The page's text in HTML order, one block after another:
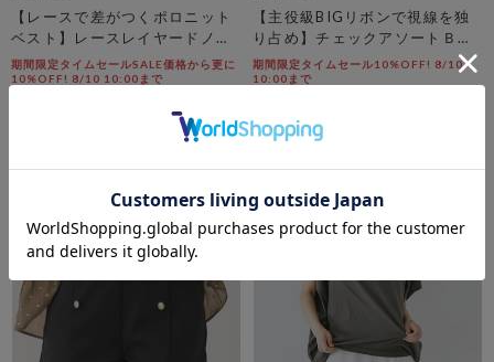
【レースで差がつくポロニット
ベスト】レースレイヤードノー
スリポロニットベスト
期間限定タイムセールSALE価格から更に
10%OFF! 8/10 10:00まで
【主役級BIGリボンで視線を独
り占め】チェックアソートＢＩ
Ｇリボンキャミビスチェ
期間限定タイムセール10%OFF! 8/10
10:00まで
￥5,940